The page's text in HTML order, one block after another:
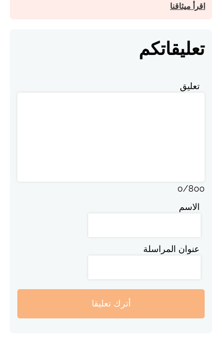
اقرأ ميثاقنا
تعليقاتكم
تعليق
0/800
الاسم
عنوان المراسلة
أترك تعليقا